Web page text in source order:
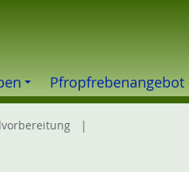
Pfropfrebenangebot